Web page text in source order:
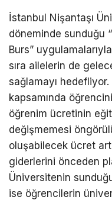
İstanbul Nişantaşı
döneminde sunduğu
Burs”
sıra ailelerin de
sağlamayı
kapsamında
öğrenim ücretinin
değişmemesi
oluşabilecek ücret
giderlerini önceden
Üniversitenin
ise öğrencilerin